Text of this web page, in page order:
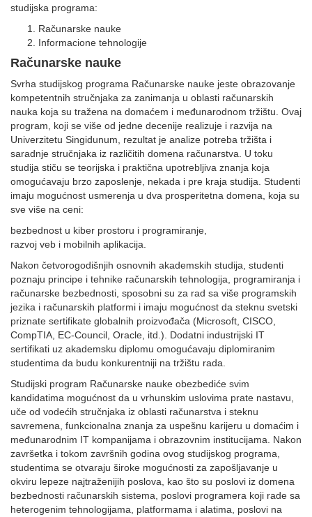
studijska programa:
Računarske nauke
Informacione tehnologije
Računarske nauke
Svrha studijskog programa Računarske nauke jeste obrazovanje
kompetentnih stručnjaka za zanimanja u oblasti računarskih
nauka koja su tražena na domaćem i međunarodnom tržištu. Ovaj
program, koji se više od jedne decenije realizuje i razvija na
Univerzitetu Singidunum, rezultat je analize potreba tržišta i
saradnje stručnjaka iz različitih domena računarstva. U toku
studija stiču se teorijska i praktična upotreblјiva znanja koja
omogućavaju brzo zaposlenje, nekada i pre kraja studija. Studenti
imaju mogućnost usmerenja u dva prosperitetna domena, koja su
sve više na ceni:
bezbednost u kiber prostoru i programiranje,
razvoj veb i mobilnih aplikacija.
Nakon četvorogodišnjih osnovnih akademskih studija, studenti
poznaju principe i tehnike računarskih tehnologija, programiranja i
računarske bezbednosti, sposobni su za rad sa više programskih
jezika i računarskih platformi i imaju mogućnost da steknu svetski
priznate sertifikate globalnih proizvođača (Microsoft, CISCO,
CompTIA, EC-Council, Oracle, itd.). Dodatni industrijski IT
sertifikati uz akademsku diplomu omogućavaju diplomiranim
studentima da budu konkurentniji na tržištu rada.
Studijski program Računarske nauke obezbediće svim
kandidatima mogućnost da u vrhunskim uslovima prate nastavu,
uče od vodećih stručnjaka iz oblasti računarstva i steknu
savremena, funkcionalna znanja za uspešnu karijeru u domaćim i
međunarodnim IT kompanijama i obrazovnim institucijama. Nakon
završetka i tokom završnih godina ovog studijskog programa,
studentima se otvaraju široke mogućnosti za zapošlјavanje u
okviru lepeze najtraženijih poslova, kao što su poslovi iz domena
bezbednosti računarskih sistema, poslovi programera koji rade sa
heterogenim tehnologijama, platformama i alatima, poslovi na